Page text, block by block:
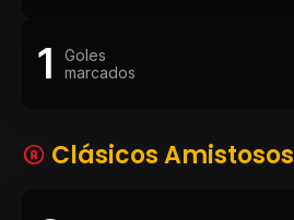
1
Goles
marcados
Clásicos Amistosos